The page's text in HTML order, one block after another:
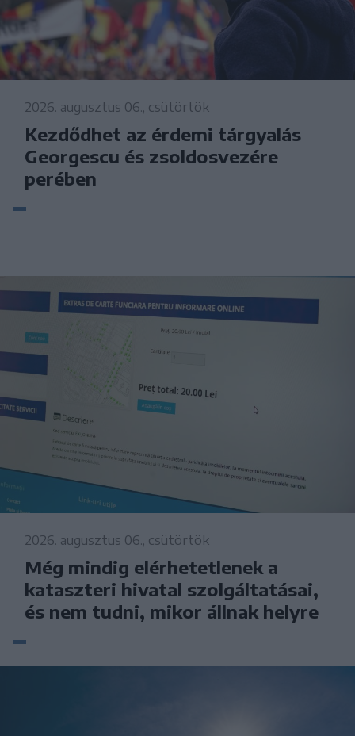
2026. augusztus 06., csütörtök
Kezdődhet az érdemi tárgyalás
Georgescu és zsoldosvezére
perében
2026. augusztus 06., csütörtök
Még mindig elérhetetlenek a
kataszteri hivatal szolgáltatásai,
és nem tudni, mikor állnak helyre